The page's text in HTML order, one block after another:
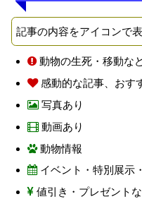
記事の内容をアイコンで
動物の生死・移動な
感動的な記事、おす
写真あり
動画あり
動物情報
イベント・特別展示
値引き・プレゼント